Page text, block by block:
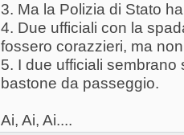
3. Ma la Polizia di Stato
4. Due ufficiali con la
fossero corazzieri, ma
5. I due ufficiali
bastone da passeggio.
Ai, Ai, Ai....